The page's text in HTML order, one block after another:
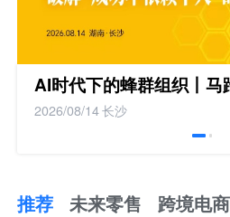
AI时代下的蜂群组织丨马
2026/08/14长沙
推荐 未来零售 跨境电商